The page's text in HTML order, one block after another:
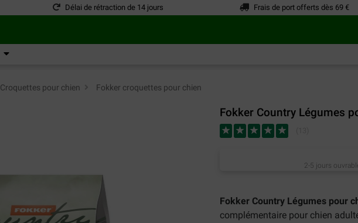
Délai de rétraction de 14 jours Frais de port offerts dès 69 €
Croquettes pour chien Fokker croquettes pour chien
Fokker Country Légumes
2-5 jours
Fokker Country Légumes pour
complémentaire pour chien